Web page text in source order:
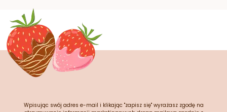
Wpisując swój adres e-mail i klikając "zapisz się" wyrażasz zgodę na